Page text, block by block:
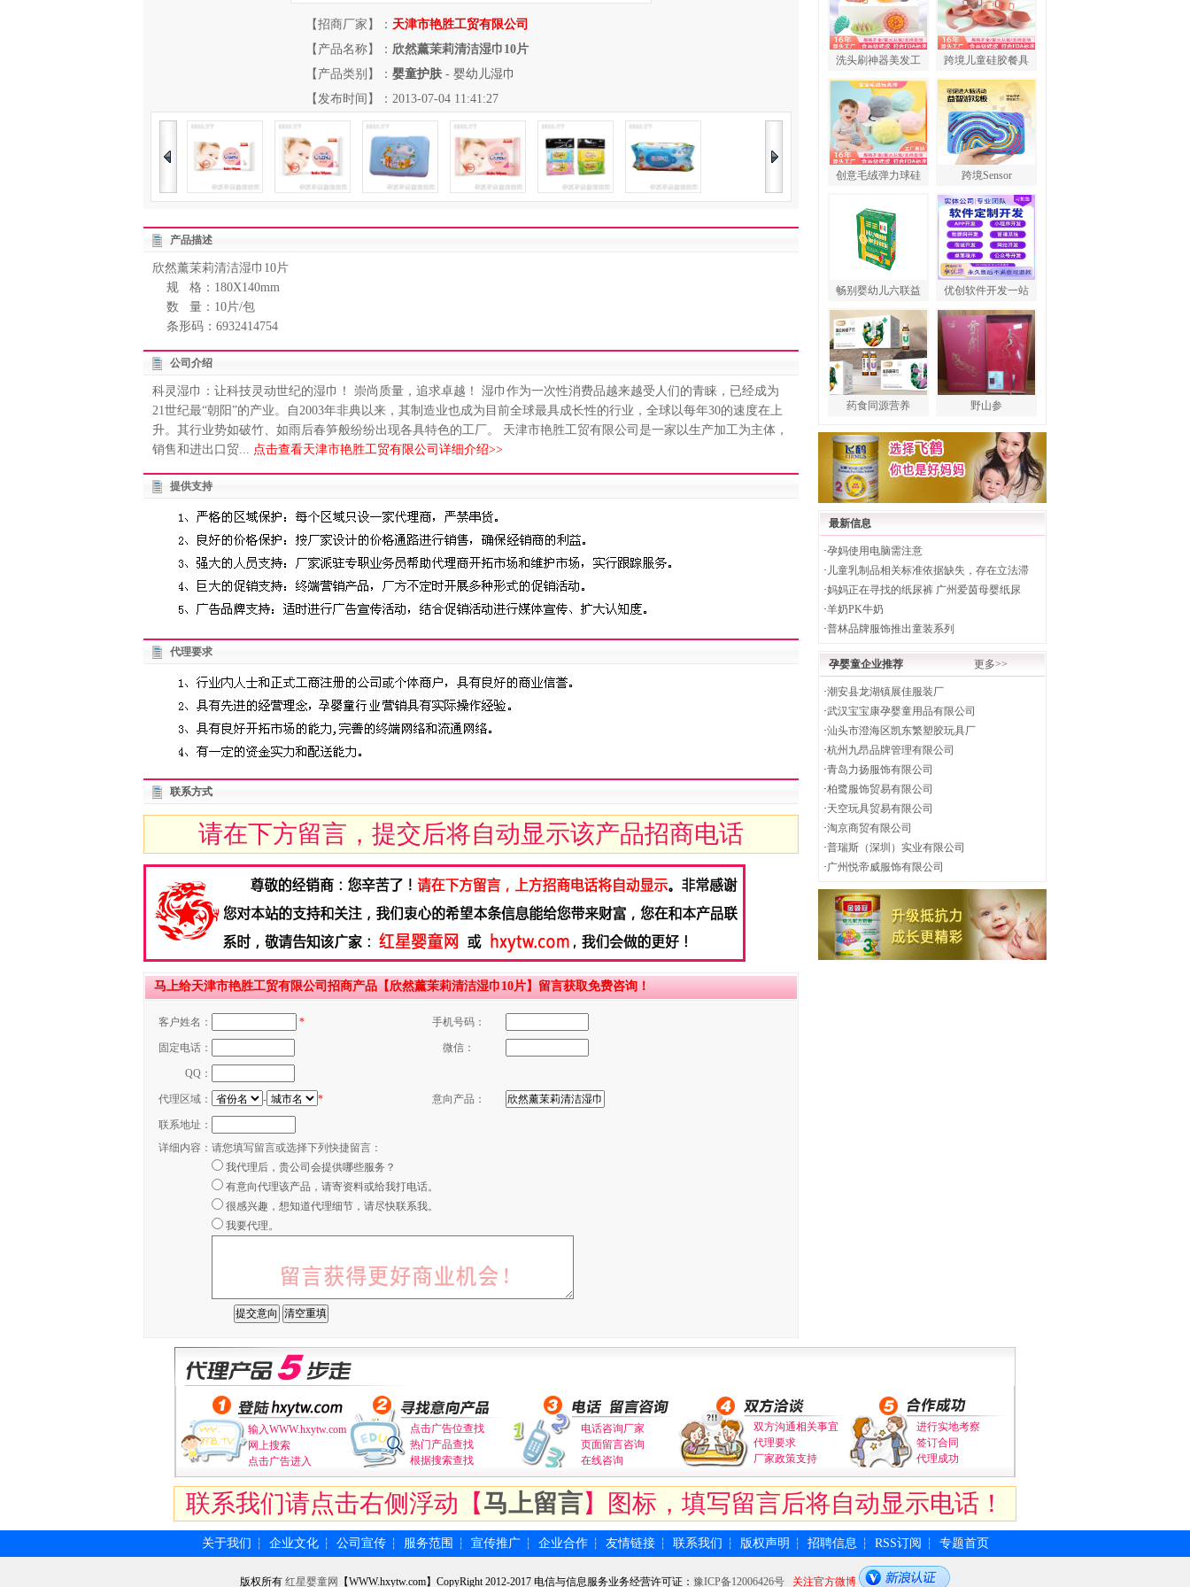
【招商厂家】： 天津市艳胜工贸有限公司
【产品名称】： 欣然薰茉莉清洁湿巾10片
【产品类别】： 婴童护肤 - 婴幼儿湿巾
【发布时间】：2013-07-04 11:41:27
产品描述
欣然薰茉莉清洁湿巾10片
规 格：180X140mm
数 量：10片/包
条形码：6932414754
公司介绍
科灵湿巾：让科技灵动世纪的湿巾！ 崇尚质量，追求卓越！ 湿巾作为一次性消费品越来越受人们的青睐，已经成为
21世纪最“朝阳”的产业。自2003年非典以来，其制造业也成为目前全球最具成长性的行业，全球以每年30的速度在上
升。其行业势如破竹、如雨后春笋般纷纷出现各具特色的工厂。 天津市艳胜工贸有限公司是一家以生产加工为主体，
销售和进出口贸... 点击查看天津市艳胜工贸有限公司详细介绍>>
提供支持
代理要求
联系方式
请在下方留言，提交后将自动显示该产品招商电话
马上给天津市艳胜工贸有限公司招商产品【欣然薰茉莉清洁湿巾10片】留言获取免费咨询！
客户姓名： * 手机号码：
固定电话： 微信：
QQ：
代理区域： - * 意向产品：
联系地址：
详细内容： 请您填写留言或选择下列快捷留言：
我代理后，贵公司会提供哪些服务？
有意向代理该产品，请寄资料或给我打电话。
很感兴趣，想知道代理细节，请尽快联系我。
我要代理。
洗头刷神器美发工 跨境儿童硅胶餐具
创意毛绒弹力球硅 跨境Sensor
畅别婴幼儿六联益 优创软件开发一站
药食同源营养 野山参
最新信息
·孕妈使用电脑需注意
· 儿童乳制品相关标准依据缺失，存在立法滞
·妈妈正在寻找的纸尿裤 广州爱茵母婴纸尿
·羊奶PK牛奶
·普林品牌服饰推出童装系列
孕婴童企业推荐 更多>>
·潮安县龙湖镇展佳服装厂
·武汉宝宝康孕婴童用品有限公司
·汕头市澄海区凯东繁塑胶玩具厂
·杭州九昂品牌管理有限公司
·青岛力扬服饰有限公司
·柏鹭服饰贸易有限公司
·天空玩具贸易有限公司
·淘京商贸有限公司
·普瑞斯（深圳）实业有限公司
·广州悦帝威服饰有限公司
输入WWW.hxytw.com
网上搜索
点击广告进入
点击广告位查找
热门产品查找
根据搜索查找
电话咨询厂家
页面留言咨询
在线咨询
双方沟通相关事宜
代理要求
厂家政策支持
进行实地考察
签订合同
代理成功
联系我们请点击右侧浮动【马上留言】图标，填写留言后将自动显示电话！
关于我们 ┆ 企业文化 ┆ 公司宣传 ┆ 服务范围 ┆ 宣传推广 ┆ 企业合作 ┆ 友情链接 ┆ 联系我们 ┆ 版权声明 ┆ 招聘信息 ┆ RSS订阅 ┆ 专题首页
版权所有 红星婴童网 【WWW.hxytw.com】CopyRight 2012-2017 电信与信息服务业务经营许可证： 豫ICP备12006426号 关注官方微博